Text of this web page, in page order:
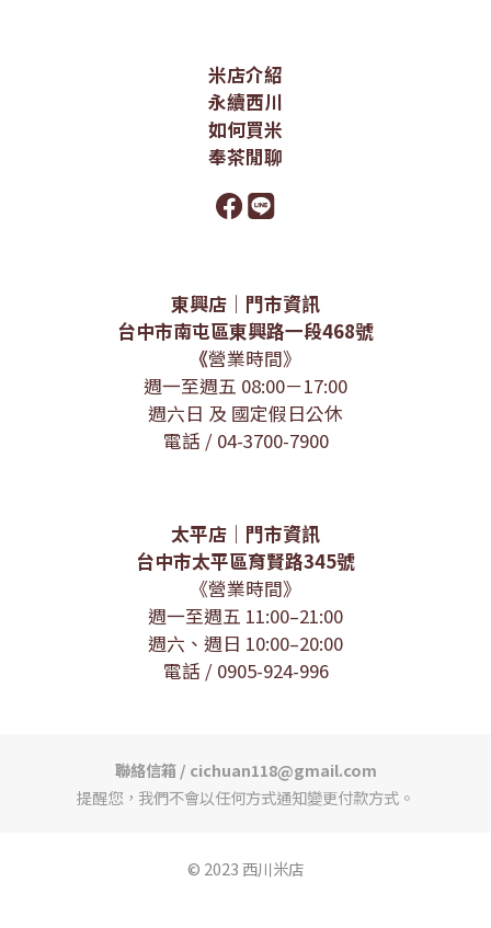
米店介紹
永續西川
如何買米
奉茶閒聊
東興店｜門市資訊
台中市南屯區東興路一段468號
《營業時間》
週一至週五 08:00－17:00
週六日 及 國定假日公休
電話 / 04-3700-7900
太平店｜門市資訊
台中市太平區育賢路345號
《營業時間》
週一至週五 11:00–21:00
週六、週日 10:00–20:00
電話 / 0905-924-996
聯絡信箱 / cichuan118@gmail.com
提醒您，我們不會以任何方式通知變更付款方式。
© 2023 西川米店